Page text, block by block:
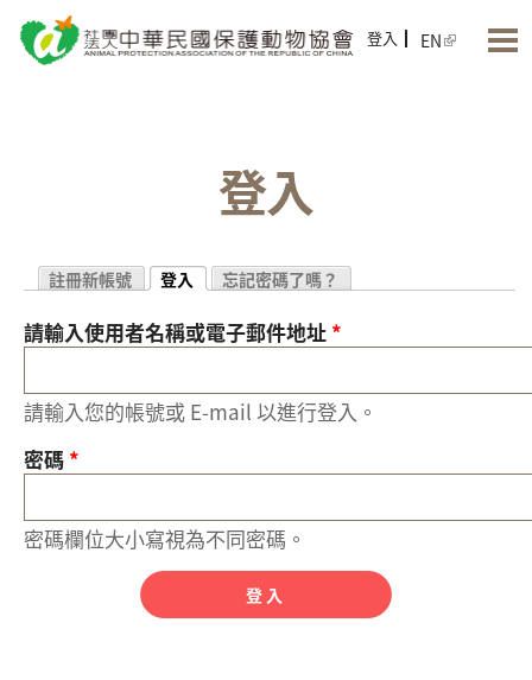
登入 EN
登入
主要索引標籤
註冊新帳號
登入
忘記密碼了嗎？
請輸入使用者名稱或電子郵件地址 *
請輸入您的帳號或 E-mail 以進行登入。
密碼 *
密碼欄位大小寫視為不同密碼。